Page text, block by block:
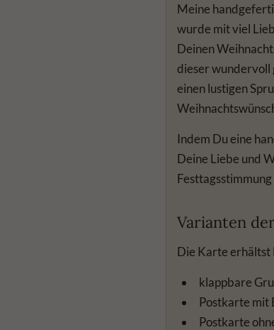
Meine
wurde mit viel
Deinen
dieser wundervoll
einen lustigen
Indem Du eine
Deine Liebe und
Varianten
Die Karte erhältst
klappbare
Postkarte mit
Postkarte